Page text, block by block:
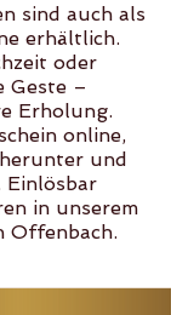
sind auch als
erhältlich.
oder
Geste –
Erholung.
online,
und
Einlösbar
in unserem
Offenbach.